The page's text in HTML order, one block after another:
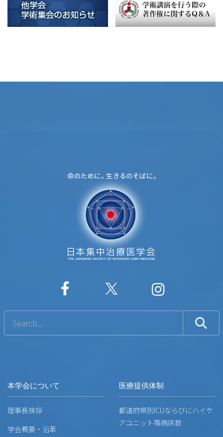
本学会について
理事長挨拶
学会概要・沿革
医療提供体制
都道府県別ICUならびにハイケ
アユニット等病床数